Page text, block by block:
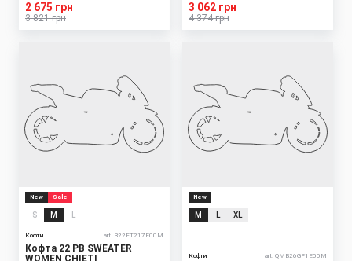
3 821 грн
2 675 грн
4 374 грн
3 062 грн
New Sale
S M
Кофти art. B22FT217E00M
Кофта 22 PB SWEATER
WOMEN CHIETI
New
M XL
Кофти art. QMB26GP1E00M